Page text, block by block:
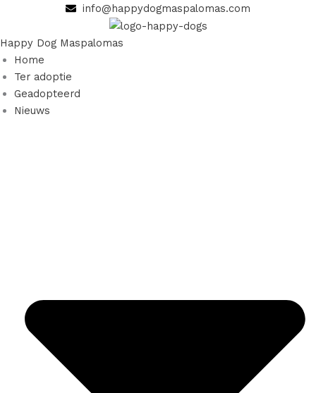
de
inhoud
info@happydogmaspalomas.com
Happy Dog Maspalomas
Home
Ter adoptie
Geadopteerd
Nieuws